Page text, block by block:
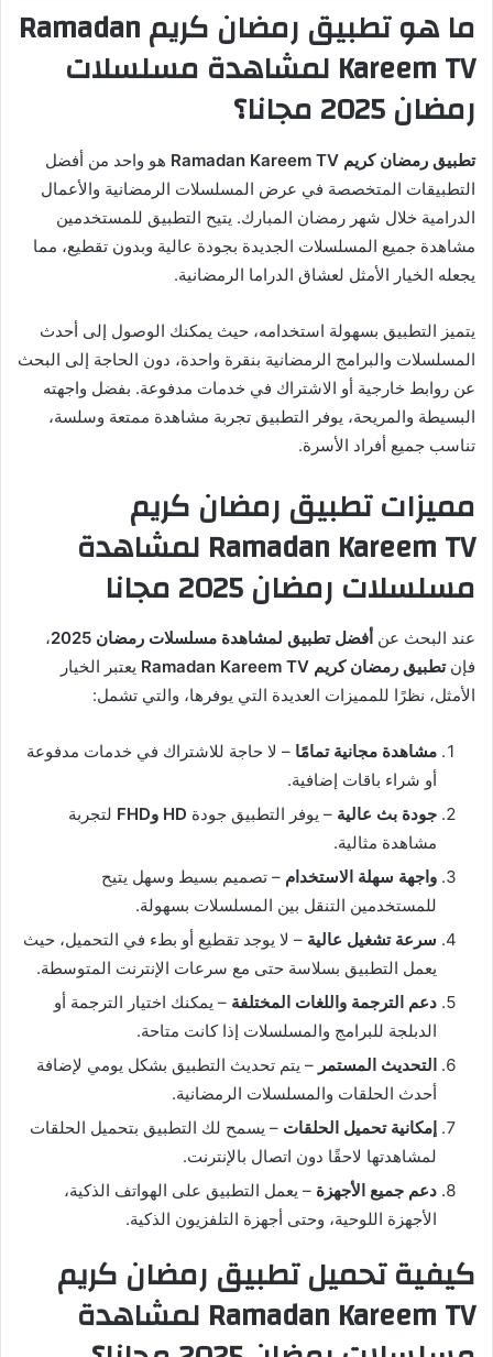
ما هو تطبيق رمضان كريم Ramadan
Kareem TV لمشاهدة مسلسلات
رمضان 2025 مجانا؟
تطبيق رمضان كريم Ramadan Kareem TV
هو واحد من أفضل
التطبيقات المتخصصة في عرض المسلسلات الرمضانية والأعمال
الدرامية خلال شهر رمضان المبارك. يتيح التطبيق للمستخدمين
مشاهدة جميع المسلسلات الجديدة بجودة عالية وبدون تقطيع، مما
يجعله الخيار الأمثل لعشاق الدراما الرمضانية.
يتميز التطبيق بسهولة استخدامه، حيث يمكنك الوصول إلى أحدث
المسلسلات والبرامج الرمضانية بنقرة واحدة، دون الحاجة إلى البحث
عن روابط خارجية أو الاشتراك في خدمات مدفوعة. بفضل واجهته
البسيطة والمريحة، يوفر التطبيق تجربة مشاهدة ممتعة وسلسة،
تناسب جميع أفراد الأسرة.
مميزات تطبيق رمضان كريم
Ramadan Kareem TV لمشاهدة
مسلسلات رمضان 2025 مجانا
عند البحث عن أفضل تطبيق لمشاهدة مسلسلات رمضان 2025
،
فإنتطبيق رمضان كريم Ramadan Kareem TV
يعتبر الخيار
الأمثل، نظرًا للمميزات العديدة التي يوفرها، والتي تشمل:
مشاهدة مجانية تمامًا – لا حاجة للاشتراك في خدمات مدفوعة
أو شراء باقات إضافية.
جودة بث عالية – يوفر التطبيق جودة HD وFHD
لتجربة
مشاهدة مثالية.
واجهة سهلة الاستخدام – تصميم بسيط وسهل يتيح
للمستخدمين التنقل بين المسلسلات بسهولة.
سرعة تشغيل عالية – لا يوجد تقطيع أو بطء في التحميل، حيث
يعمل التطبيق بسلاسة حتى مع سرعات الإنترنت المتوسطة.
دعم الترجمة واللغات المختلفة – يمكنك اختيار الترجمة أو
الدبلجة للبرامج والمسلسلات إذا كانت متاحة.
التحديث المستمر – يتم تحديث التطبيق بشكل يومي لإضافة
أحدث الحلقات والمسلسلات الرمضانية.
إمكانية تحميل الحلقات – يسمح لك التطبيق بتحميل الحلقات
لمشاهدتها لاحقًا دون اتصال بالإنترنت.
دعم جميع الأجهزة – يعمل التطبيق على الهواتف الذكية،
الأجهزة اللوحية، وحتى أجهزة التلفزيون الذكية.
كيفية تحميل تطبيق رمضان كريم
Ramadan Kareem TV لمشاهدة